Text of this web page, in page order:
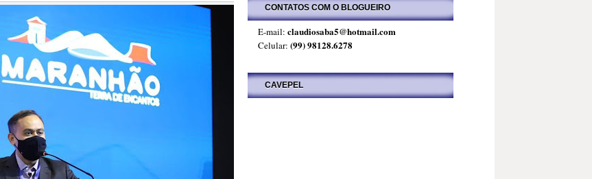
CONTATOS COM O BLOGUEIRO
E-mail: claudiosaba5@hotmail.com
Celular: (99) 98128.6278
CAVEPEL